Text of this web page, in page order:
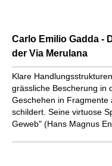
Carlo Emilio Gadda -
der Via Merulana
Klare
grässliche Bescherung in
Geschehen in
schildert. Seine virtuose
Geweb" (Hans Magnus